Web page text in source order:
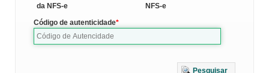
da NFS-e
NFS-e
Código de autenticidade
Pesquisar